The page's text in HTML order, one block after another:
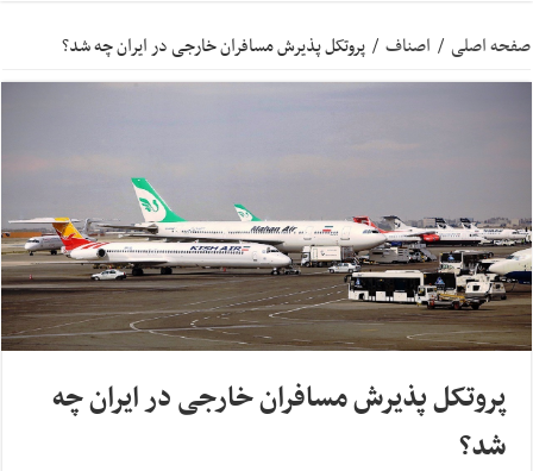
صفحه اصلی / اصناف / پروتکل پذیرش مسافران خارجی در ایران چه شد؟
پروتکل پذیرش مسافران خارجی در ایران چه
شد؟